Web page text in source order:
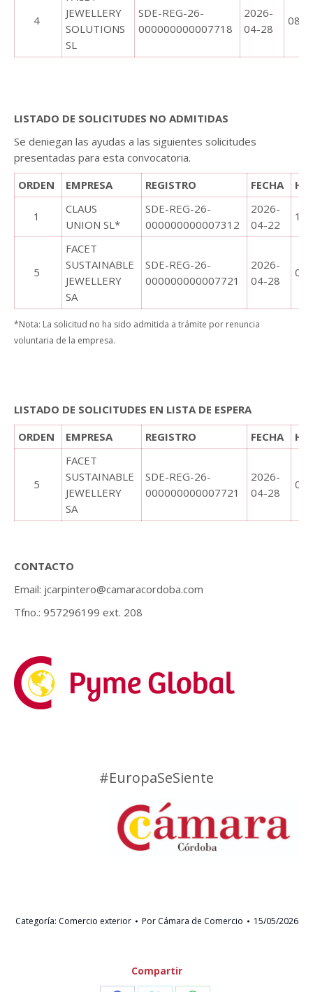
4
JEWELLERY
SOLUTIONS
SL
SDE-REG-26-
000000000007718
2026-
04-28
LISTADO DE SOLICITUDES NO ADMITIDAS
Se deniegan las ayudas a las siguientes solicitudes
presentadas para esta convocatoria.
ORDEN
EMPRESA REGISTRO FECHA
1
CLAUS
UNION SL*
SDE-REG-26-
000000000007312
2026-
04-22
5
FACET
SUSTAINABLE
JEWELLERY
SA
SDE-REG-26-
000000000007721
2026-
04-28
*Nota: La solicitud no ha sido admitida a trámite por renuncia
voluntaria de la empresa.
LISTADO DE SOLICITUDES EN LISTA DE ESPERA
ORDEN
EMPRESA REGISTRO FECHA
5
FACET
SUSTAINABLE
JEWELLERY
SA
SDE-REG-26-
000000000007721
2026-
04-28
CONTACTO
Email: jcarpintero@camaracordoba.com
Tfno.: 957296199 ext. 208
#EuropaSeSiente
Categoría: Comercio exterior Por Cámara de Comercio 15/05/2026
Compartir